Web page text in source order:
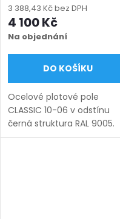
(šířka 100–3000 mm,
výška 450–1950 mm),
černá struktura RAL 9005
3 388,43 Kč bez DPH
4 100 Kč
Na objednání
DO KOŠÍKU
Ocelové plotové pole
CLASSIC 10-06 v odstínu
černá struktura RAL 9005.
Bezúdržbová ocel (žárový